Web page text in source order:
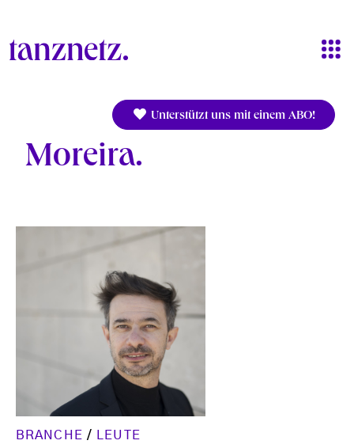
Unterstützt uns mit einem ABO!
Moreira
BRANCHE / LEUTE